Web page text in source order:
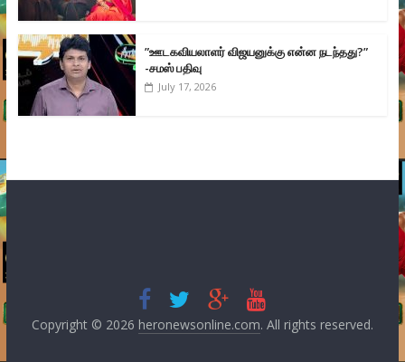
”ஊடகவியலாளர் விஜயனுக்கு என்ன நடந்தது?”
-சமஸ் பதிவு
July 17, 2026
Copyright © 2026 heronewsonline.com. All rights reserved.